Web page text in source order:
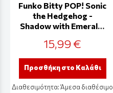
Funko Bitty POP! Sonic
the Hedgehog -
Shadow with Emerald,
Sonic & Chase Mystery
4-Pack Figures
15,99 €
Προσθήκη στο Καλάθι
Διαθεσιμότητα:Άμεσα διαθέσιμο